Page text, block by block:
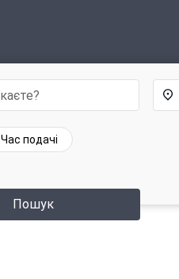
Пошук
Час подачі